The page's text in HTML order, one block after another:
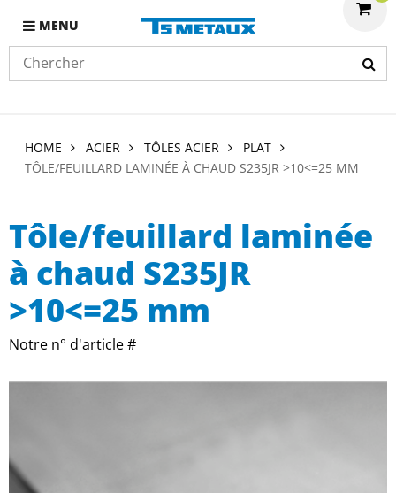
MENU
HOME ACIER TÔLES ACIER
PLAT
TÔLE/FEUILLARD LAMINÉE À CHAUD S235JR >10<=25 MM
Tôle/feuillard laminée
à chaud S235JR
>10<=25 mm
Notre n° d'article #